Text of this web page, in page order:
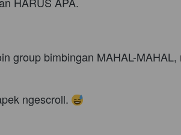
group bimbingan MAHAL-
ngescroll.